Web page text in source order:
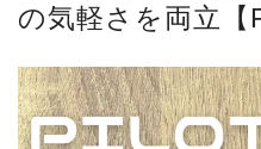
の気軽さを両立【